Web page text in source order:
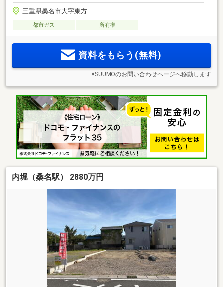
三重県桑名市大字東方
都市ガス 所有権
資料をもらう(無料)
※SUUMOのお問い合わせページへ移動します
内堀（桑名駅） 2880万円